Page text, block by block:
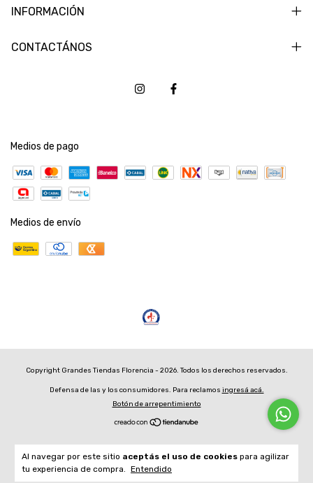
Al navegar por este sitio aceptás el uso de cookies para agilizar
tu experiencia de compra. Entendido
INFORMACIÓN
CONTACTÁNOS
Medios de pago
Medios de envío
Copyright Grandes Tiendas Florencia - 2026. Todos los derechos reservados.
Defensa de las y los consumidores. Para reclamos ingresá acá.
Botón de arrepentimiento